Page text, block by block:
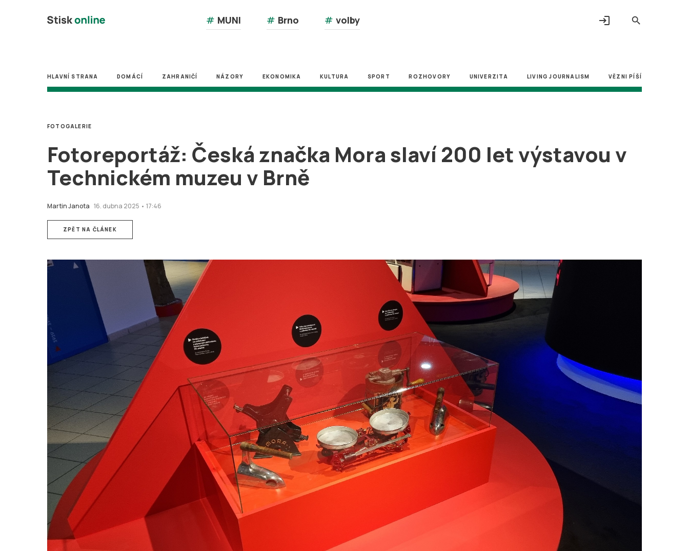
search
# MUNI # Brno # volby login
HLAVNÍ STRANA DOMÁCÍ ZAHRANIČÍ NÁZORY EKONOMIKA KULTURA SPORT ROZHOVORY UNIVERZITA LIVING JOURNALISM VĚZNI PÍŠÍ
Fotoreportáž: Česká značka Mora slaví 200 let výstavou v
Technickém muzeu v Brně
Martin Janota 16. dubna 2025 • 17:46
FOTOGALERIE
ZPĚT NA ČLÁNEK